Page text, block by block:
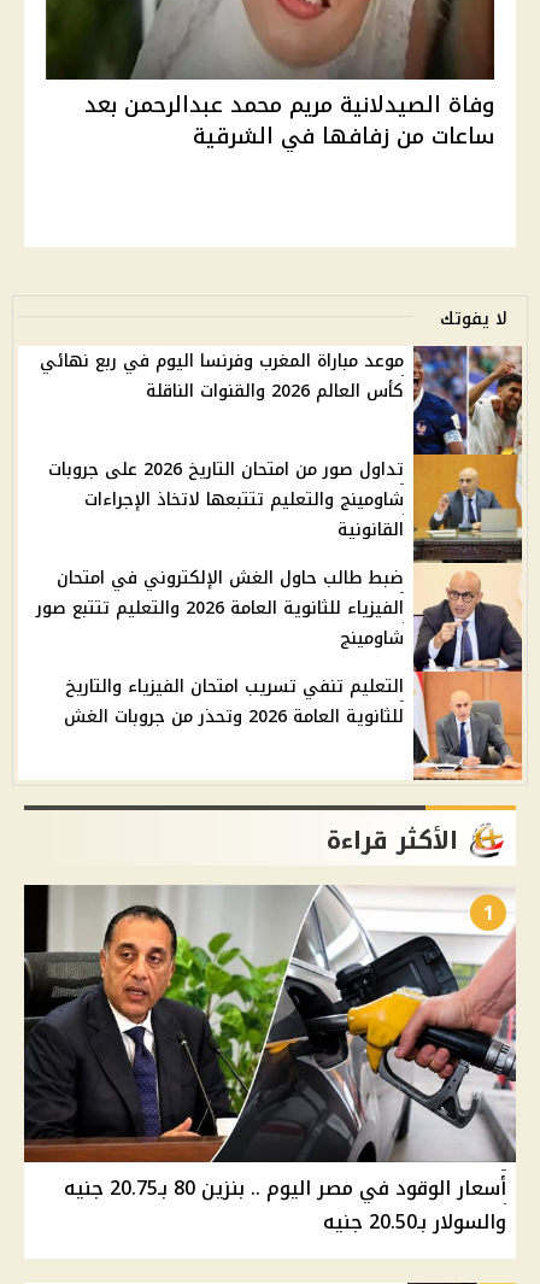
وفاة الصيدلانية مريم محمد عبدالرحمن بعد
ساعات من زفافها في الشرقية
لا يفوتك
موعد مباراة المغرب وفرنسا اليوم في ربع نهائي
كأس العالم 2026 والقنوات الناقلة
تداول صور من امتحان التاريخ 2026 على جروبات
شاومينج والتعليم تتتبعها لاتخاذ الإجراءات
القانونية
ضبط طالب حاول الغش الإلكتروني في امتحان
الفيزياء للثانوية العامة 2026 والتعليم تتتبع صور
شاومينج
التعليم تنفي تسريب امتحان الفيزياء والتاريخ
للثانوية العامة 2026 وتحذر من جروبات الغش
الأكثر قراءة
1
أسعار الوقود في مصر اليوم .. بنزين 80 بـ20.75 جنيه
والسولار بـ20.50 جنيه